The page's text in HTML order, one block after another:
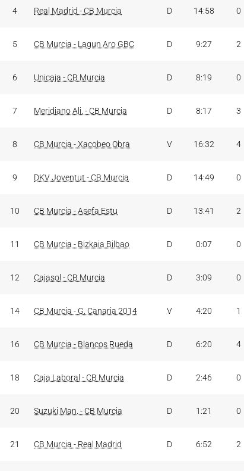
4 Real Madrid - CB Murcia D 14:58 0
5 CB Murcia - Lagun Aro GBC D 9:27 2
6 Unicaja - CB Murcia D 8:19 0
7 Meridiano Ali. - CB Murcia D 8:17 3
8 CB Murcia - Xacobeo Obra V 16:32 4
9 DKV Joventut - CB Murcia D 14:49 0
10 CB Murcia - Asefa Estu D 13:41 2
11 CB Murcia - Bizkaia Bilbao D 0:07 0
12 Cajasol - CB Murcia D 3:09 0
14 CB Murcia - G. Canaria 2014 V 4:20 1
16 CB Murcia - Blancos Rueda D 6:20 4
18 Caja Laboral - CB Murcia D 2:46 0
20 Suzuki Man. - CB Murcia D 1:21 0
21 CB Murcia - Real Madrid D 6:52 2